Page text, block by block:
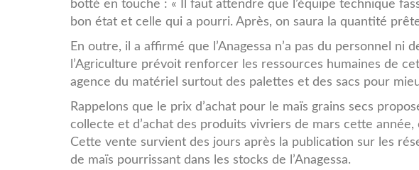
botté en touche : « Il faut attendre que l’équipe technique
bon état et celle qui a pourri. Après, on saura la quantité
En outre, il a affirmé que l’Anagessa n’a pas du personnel ni
l’Agriculture prévoit renforcer les ressources humaines de
agence du matériel surtout des palettes et des sacs pour
Rappelons que le prix d’achat pour le maïs grains secs
collecte et d’achat des produits vivriers de mars cette
Cette vente survient des jours après la publication sur les
de maïs pourrissant dans les stocks de l’Anagessa.